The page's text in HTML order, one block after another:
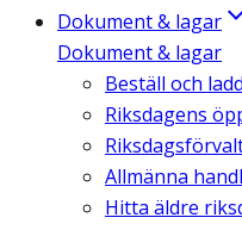
Dokument & lagar
Dokument & lagar
Beställ och
Riksdagens
Allmänna
Hitta äldre